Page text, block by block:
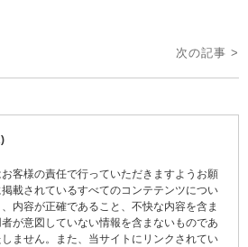
次の記事 >
客様の責任で行っていただきますようお願
載されているすべてのコンテテンツについ
内容が正確であること、不快な内容を含ま
が意図していない情報を含まないものであ
ません。また、当サイトにリンクされてい